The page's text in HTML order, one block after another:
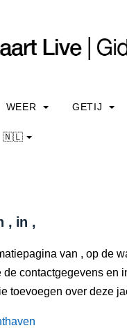
WEER GETIJ
🇳🇱
, in ,
van , op de
de contactgegevens en
toevoegen over deze